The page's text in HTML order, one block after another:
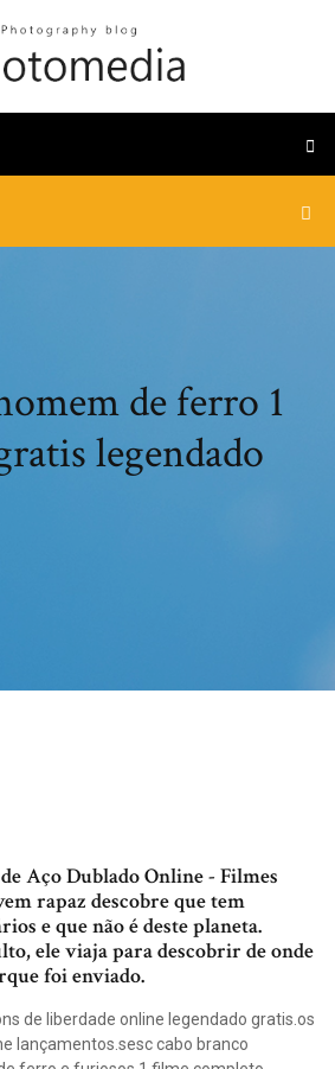
de ferro 1
legendado
Aço Dublado Online - Filmes
rapaz descobre que tem
e que não é deste planeta.
ele viaja para descobrir de onde
foi enviado.
de liberdade online legendado gratis.os
lançamentos.sesc cabo branco